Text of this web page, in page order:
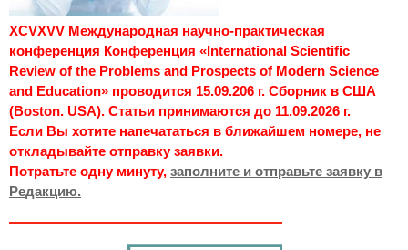
XCVXVV Международная научно-практическая
конференция Конференция «International Scientific
Review of the Problems and Prospects of Modern Science
and Education» проводится 15.09.206 г. Сборник в США
(Boston. USA). Статьи принимаются до 11.09.2026 г.
Если Вы хотите напечататься в ближайшем номере, не
откладывайте отправку заявки.
Потратьте одну минуту, заполните и отправьте заявку в
Редакцию.